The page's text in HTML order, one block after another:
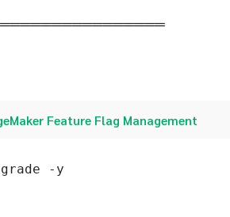
Feature Flag Management
-y